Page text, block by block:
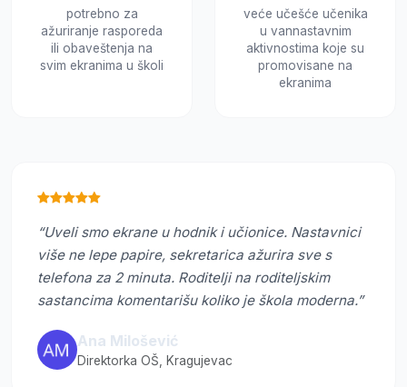
potrebno za
ažuriranje rasporeda
ili obaveštenja na
svim ekranima u školi
veće učešće učenika
u vannastavnim
aktivnostima koje su
promovisane na
ekranima
“Uveli smo ekrane u hodnik i učionice. Nastavnici
više ne lepе papire, sekretarica ažurira sve s
telefona za 2 minuta. Roditelji na roditeljskim
sastancima komentarišu koliko je škola moderna.”
Ana Milošević
Direktorka OŠ, Kragujevac